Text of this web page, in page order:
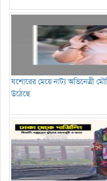
যশোরের মেয়ে নাট্য অভিনেত্রী
উঠেছে